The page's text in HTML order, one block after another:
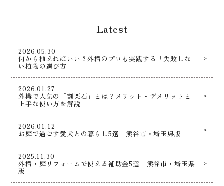
Latest
2026.05.30
何から植えればいい？外構のプロも実践する「失敗しな
い植物の選び方」
2026.01.27
外構で人気の「割栗石」とは？メリット・デメリットと
上手な使い方を解説
2026.01.12
お庭で過ごす愛犬との暮らし5選｜熊谷市・埼玉県版
2025.11.30
外構・庭リフォームで使える補助金5選｜熊谷市・埼玉県
版